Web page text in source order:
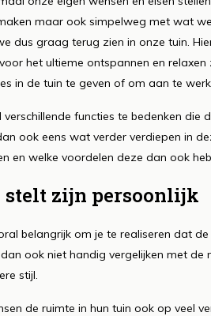
maar ook simpelweg met wat
dus graag terug zien in onze tuin.
het ultieme ontspannen en
in de tuin te geven of om aan te
verschillende functies te bedenken
ook eens wat verder verdiepen in
en welke voordelen deze dan ook
stelt zijn persoonlijk
belangrijk om je te realiseren dat
ook niet handig vergelijken met
stijl.
de ruimte in hun tuin ook op veel